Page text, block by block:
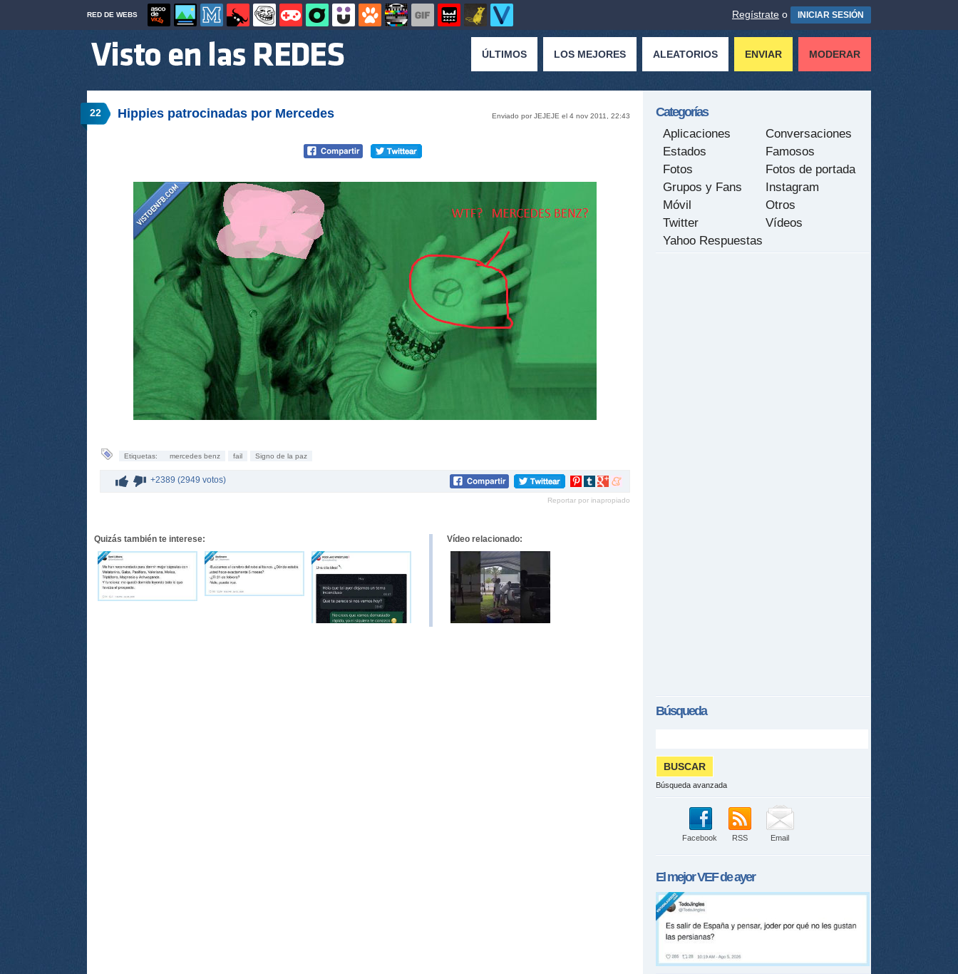
RED DE WEBS Regístrate o INICIAR SESIÓN
ÚLTIMOS LOS MEJORES ALEATORIOS ENVIAR MODERAR
22 Enviado por JEJEJE el 4 nov 2011, 22:43
Hippies patrocinadas por Mercedes
Etiquetas: mercedes benz fail Signo de la paz
+2389 (2949 votos)
Compartir
Pinterest
Compartir
tumblr
Compartir
Google+
Compartir
meneame
Reportar por inapropiado
Quizás también te interese: Vídeo relacionado:
Categorías
Aplicaciones
Conversaciones
Estados
Famosos
Fotos
Fotos de portada
Grupos y Fans
Instagram
Móvil
Otros
Twitter
Vídeos
Yahoo Respuestas
Búsqueda
Búsqueda avanzada
Facebook RSS Email
El mejorVEFde ayer